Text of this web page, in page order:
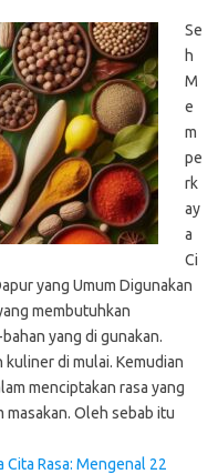
Se
h
M
e
m
pe
rk
ay
a
Ci
yang Umum Digunakan
membutuhkan
yang di gunakan.
kuliner di mulai. Kemudian
menciptakan rasa yang
masakan. Oleh sebab itu
Rasa: Mengenal 22